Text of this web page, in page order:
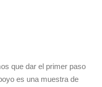
que dar el primer paso
es una muestra de